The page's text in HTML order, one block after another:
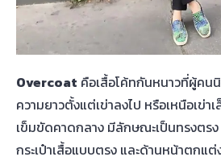
Overcoat คือเสื้อโค้ทกันหนาวที่ผู้คน
ความยาวตั้งแต่เข่าลงไป หรือเหนือเข่า
เข็มขัดคาดกลาง มีลักษณะเป็นทรงตรง
กระเป๋าเสื้อแบบตรง และด้านหน้าตกแ